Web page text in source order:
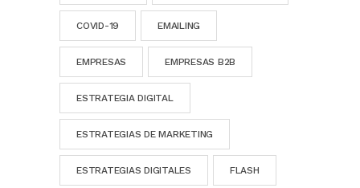
COVID-19 EMAILING
EMPRESAS EMPRESAS B2B
ESTRATEGIA DIGITAL
ESTRATEGIAS DE MARKETING
ESTRATEGIAS DIGITALES FLASH